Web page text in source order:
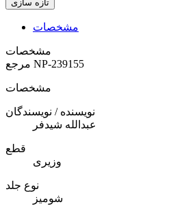
مشخصات
مشخصات
NP-239155
مشخصات
نویسنده / نویسندگان
عبدالله شیدفر
قطع
وزیری
نوع جلد
شومیز